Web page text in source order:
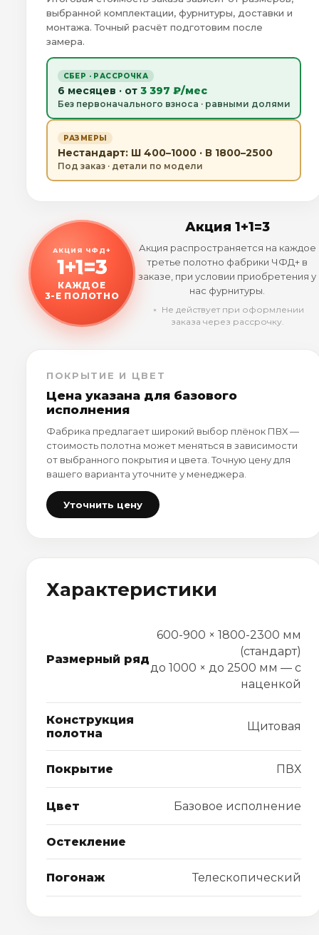
выбранной комплектации, фурнитуры, доставки и
монтажа. Точный расчёт подготовим после
замера.
СБЕР · РАССРОЧКА
6 месяцев · от 3 397 ₽/мес
Без первоначального взноса · равными долями
РАЗМЕРЫ
Нестандарт: Ш 400–1000 · В 1800–2500
Под заказ · детали по модели
АКЦИЯ ЧФД+
1+1=3
КАЖДОЕ
3-Е ПОЛОТНО
Акция 1+1=3
Акция распространяется на каждое
третье полотно фабрики ЧФД+ в
заказе, при условии приобретения у
нас фурнитуры.
﹡ Не действует при оформлении
заказа через рассрочку.
ПОКРЫТИЕ И ЦВЕТ
Цена указана для базового
исполнения
Фабрика предлагает широкий выбор плёнок ПВХ —
стоимость полотна может меняться в зависимости
от выбранного покрытия и цвета. Точную цену для
вашего варианта уточните у менеджера.
Уточнить цену
Характеристики
Размерный ряд
600-900 × 1800-2300 мм
(стандарт)
до 1000 × до 2500 мм — с
наценкой
Конструкция
полотна
Щитовая
Покрытие ПВХ
Цвет Базовое исполнение
Остекление
Погонаж Телескопический